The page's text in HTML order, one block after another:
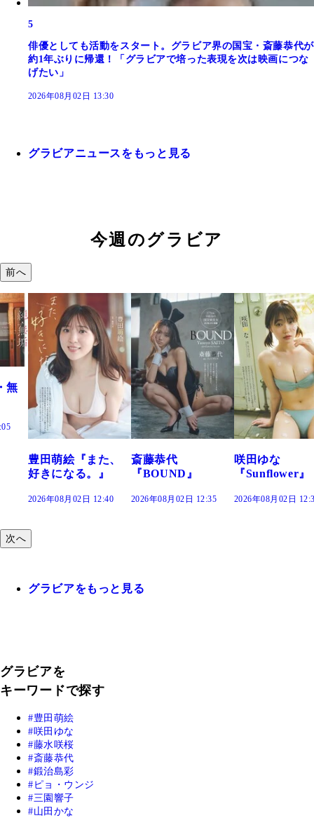
5
俳優としても活動をスタート。グラビア界の国宝・斎藤恭代が
約1年ぶりに帰還！「グラビアで培った表現を次は映画につな
げたい」
2026年08月02日 13:30
グラビアニュースをもっと見る
今週のグラビア
前へ
斎藤恭代
『BOUND』
2026年08月02日 12:35
咲田ゆな
『Sunflower』
2026年08月02日 12:30
藤水咲桜『花
だまり』
2026年08月02日
次へ
グラビアをもっと見る
グラビアを
キーワードで探す
豊田萌絵
咲田ゆな
藤水咲桜
斎藤恭代
鍛治島彩
ピョ・ウンジ
三園響子
山田かな